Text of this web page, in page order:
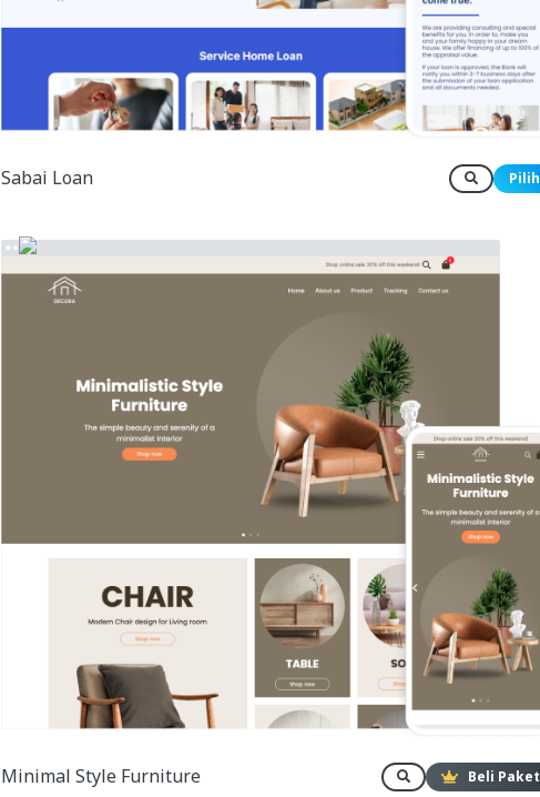
Sabai Loan Pilih
Minimal Style Furniture Beli Paket